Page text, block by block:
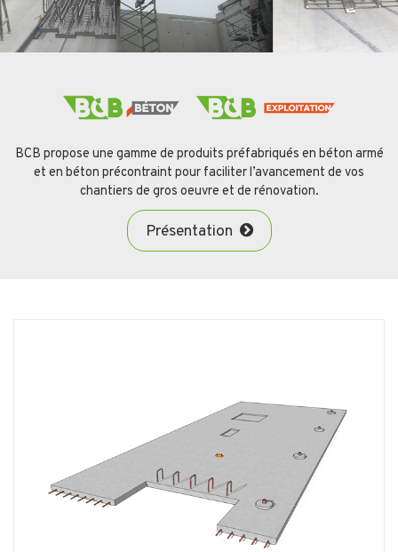
BCB propose une gamme de produits préfabriqués en béton armé
et en béton précontraint pour faciliter l’avancement de vos
chantiers de gros oeuvre et de rénovation.
Présentation